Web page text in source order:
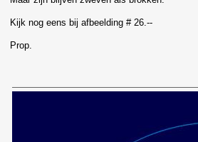
Kijk nog eens bij afbeelding # 26.--
Prop.